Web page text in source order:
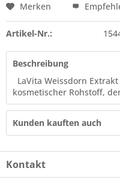
Merken
Artikel-Nr.:
Beschreibung
LaVita Weissdorn
kosmetischer Rohstoff,
Kunden kauften auch
Kontakt